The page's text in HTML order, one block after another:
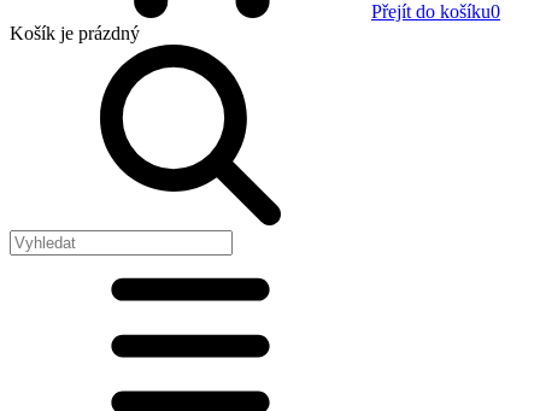
Přejít do košíku0
Košík je prázdný